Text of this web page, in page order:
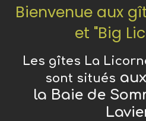
Bienvenue aux
et "Big
Les gîtes La
sont situés
la Baie de